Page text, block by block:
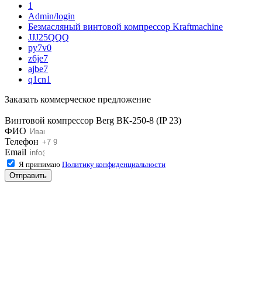
1
Admin/login
Безмасляный винтовой компрессор Kraftmaсhine
JJJ25QQQ
py7v0
z6je7
ajbe7
q1cn1
Заказать коммерческое предложение
Винтовой компрессор Berg ВК-250-8 (IP 23)
ФИО
Телефон
Email
Я принимаю Политику конфиденциальности
Отправить